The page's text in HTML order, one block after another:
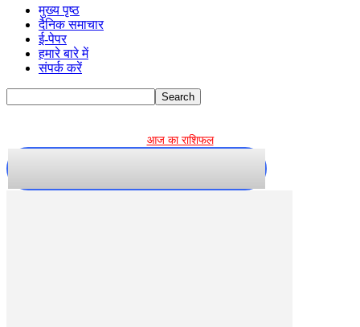
मुख्य पृष्ठ
दैनिक समाचार
ई-पेपर
हमारे बारे में
संपर्क करें
आज का राशिफल